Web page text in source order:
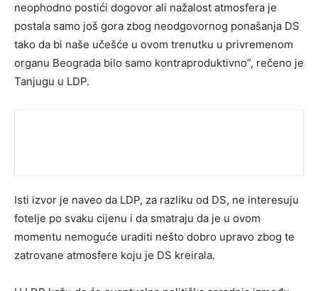
neophodno postići dogovor ali nažalost atmosfera je
postala samo još gora zbog neodgovornog ponašanja DS
tako da bi naše učešće u ovom trenutku u privremenom
organu Beograda bilo samo kontraproduktivno”, rečeno je
Tanjugu u LDP.
Isti izvor je naveo da LDP, za razliku od DS, ne interesuju
fotelje po svaku cijenu i da smatraju da je u ovom
momentu nemoguće uraditi nešto dobro upravo zbog te
zatrovane atmosfere koju je DS kreirala.